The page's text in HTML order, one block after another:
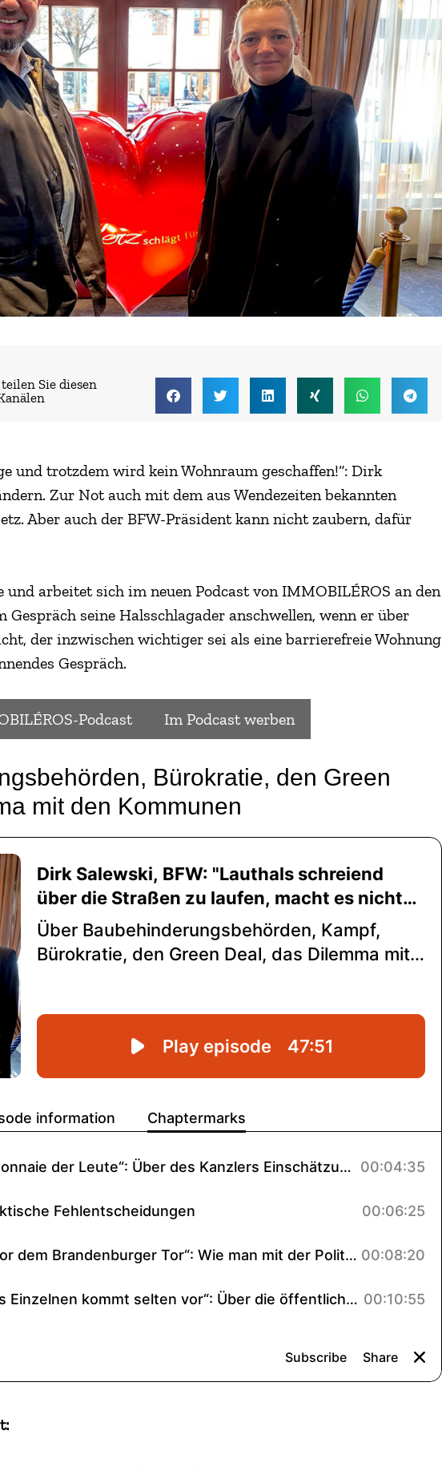
Sie diesen
und trotzdem wird kein Wohnraum geschaffen!“: Dirk
Zur Not auch mit dem aus Wendezeiten bekannten
Aber auch der BFW-Präsident kann nicht zaubern, dafür
arbeitet sich im neuen Podcast von IMMOBILÉROS an den
seine Halsschlagader anschwellen, wenn er über
der inzwischen wichtiger sei als eine barrierefreie Wohnung
Gespräch.
Podcast Im Podcast werben
Bürokratie, den Green
mit den Kommunen